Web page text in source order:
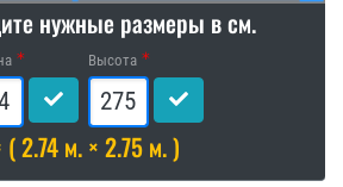
нужные размеры в см.
Высота
( 2.74 м. × 2.75 м. )